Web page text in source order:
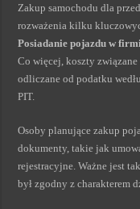
Zakup samochodu dla
rozważenia kilku
Posiadanie pojazdu w
Co więcej, koszty
odliczane od podatku
PIT.
Osoby planujące zakup
dokumenty, takie jak
rejestracyjne. Ważne jest
był zgodny z charakterem